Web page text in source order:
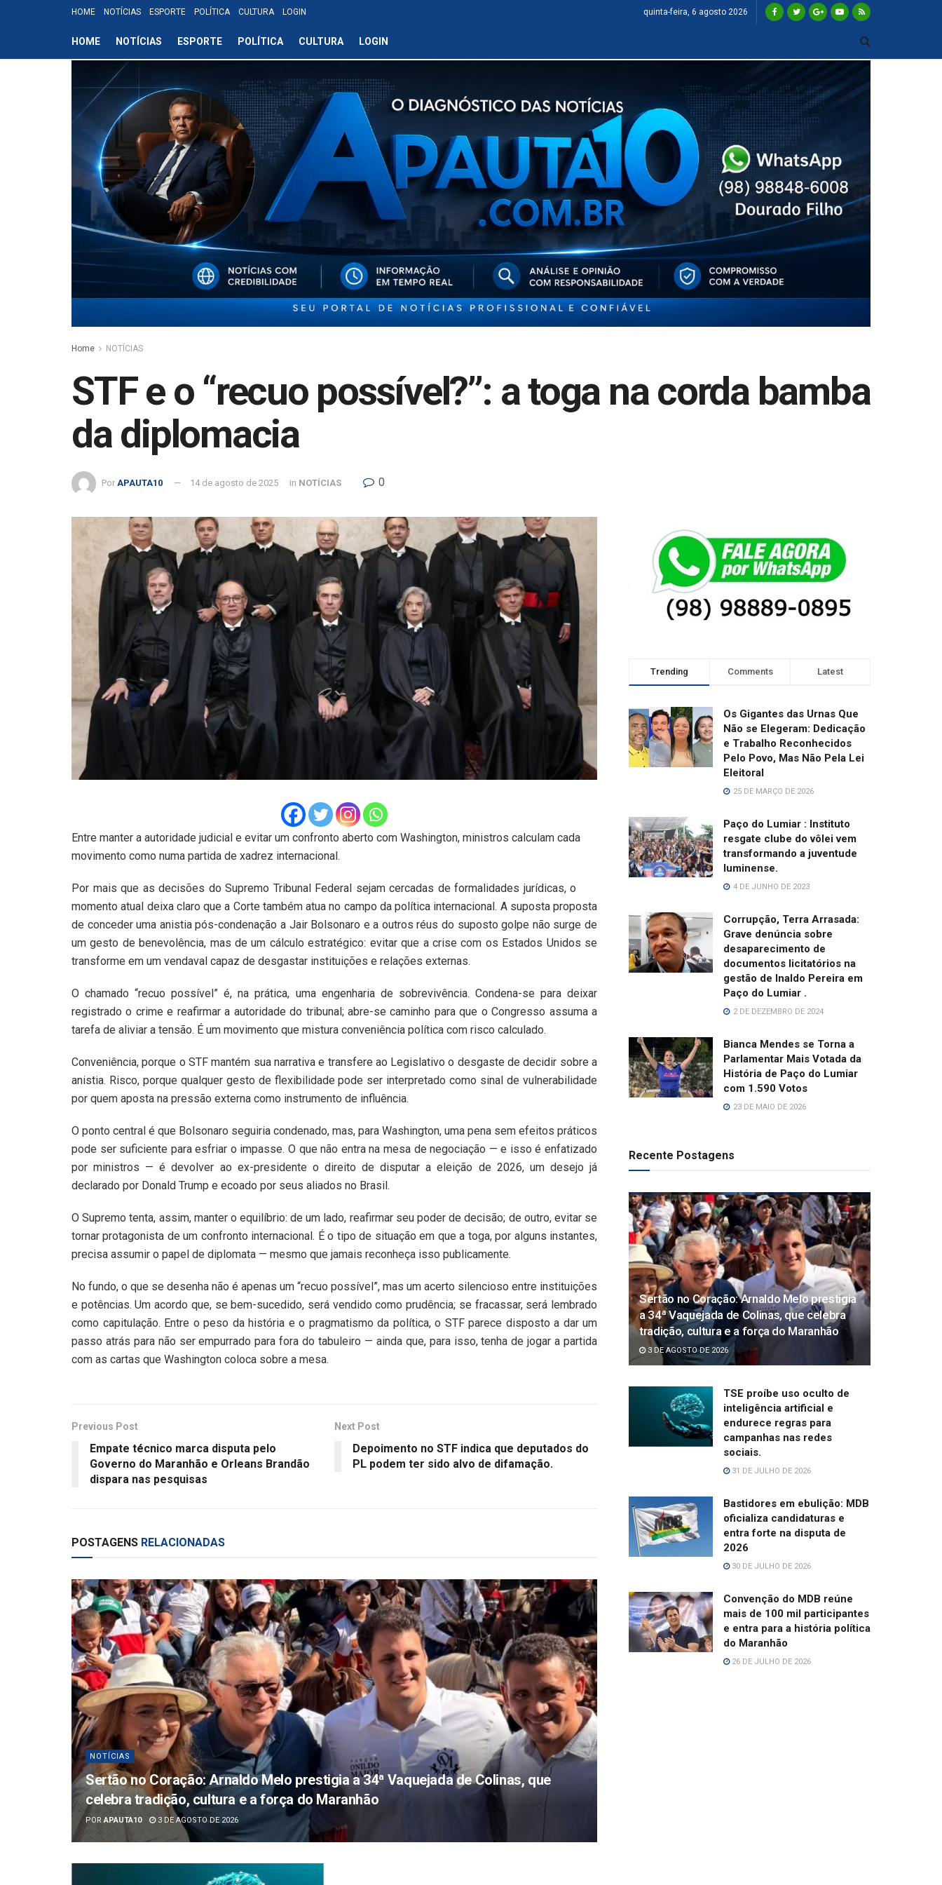
HOME NOTÍCIAS ESPORTE POLÍTICA CULTURA LOGIN quinta-feira, 6 agosto 2026
HOME NOTÍCIAS ESPORTE POLÍTICA CULTURA LOGIN
Home NOTÍCIAS
STF e o “recuo possível?”: a toga na corda bamba
da diplomacia
Por APAUTA10 14 de agosto de 2025 in NOTÍCIAS 0
Entre manter a autoridade judicial e evitar um confronto aberto com Washington, ministros calculam cada
movimento como numa partida de xadrez internacional.
Por mais que as decisões do Supremo Tribunal Federal sejam cercadas de formalidades jurídicas, o
momento atual deixa claro que a Corte também atua no campo da política internacional. A suposta proposta
de conceder uma anistia pós-condenação a Jair Bolsonaro e a outros réus do suposto golpe não surge de
um gesto de benevolência, mas de um cálculo estratégico: evitar que a crise com os Estados Unidos se
transforme em um vendaval capaz de desgastar instituições e relações externas.
O chamado “recuo possível” é, na prática, uma engenharia de sobrevivência. Condena-se para deixar
registrado o crime e reafirmar a autoridade do tribunal; abre-se caminho para que o Congresso assuma a
tarefa de aliviar a tensão. É um movimento que mistura conveniência política com risco calculado.
Conveniência, porque o STF mantém sua narrativa e transfere ao Legislativo o desgaste de decidir sobre a
anistia. Risco, porque qualquer gesto de flexibilidade pode ser interpretado como sinal de vulnerabilidade
por quem aposta na pressão externa como instrumento de influência.
O ponto central é que Bolsonaro seguiria condenado, mas, para Washington, uma pena sem efeitos práticos
pode ser suficiente para esfriar o impasse. O que não entra na mesa de negociação — e isso é enfatizado
por ministros — é devolver ao ex-presidente o direito de disputar a eleição de 2026, um desejo já
declarado por Donald Trump e ecoado por seus aliados no Brasil.
O Supremo tenta, assim, manter o equilíbrio: de um lado, reafirmar seu poder de decisão; de outro, evitar se
tornar protagonista de um confronto internacional. É o tipo de situação em que a toga, por alguns instantes,
precisa assumir o papel de diplomata — mesmo que jamais reconheça isso publicamente.
No fundo, o que se desenha não é apenas um “recuo possível”, mas um acerto silencioso entre instituições
e potências. Um acordo que, se bem-sucedido, será vendido como prudência; se fracassar, será lembrado
como capitulação. Entre o peso da história e o pragmatismo da política, o STF parece disposto a dar um
passo atrás para não ser empurrado para fora do tabuleiro — ainda que, para isso, tenha de jogar a partida
com as cartas que Washington coloca sobre a mesa.
Previous Post
Empate técnico marca disputa pelo
Governo do Maranhão e Orleans Brandão
dispara nas pesquisas
Next Post
Depoimento no STF indica que deputados do
PL podem ter sido alvo de difamação.
POSTAGENS RELACIONADAS
NOTÍCIAS
Sertão no Coração: Arnaldo Melo prestigia a 34ª Vaquejada de Colinas, que
celebra tradição, cultura e a força do Maranhão
POR APAUTA10 3 DE AGOSTO DE 2026
Trending Comments Latest
Os Gigantes das Urnas Que
Não se Elegeram: Dedicação
e Trabalho Reconhecidos
Pelo Povo, Mas Não Pela Lei
Eleitoral
25 DE MARÇO DE 2026
Paço do Lumiar : Instituto
resgate clube do vôlei vem
transformando a juventude
luminense.
4 DE JUNHO DE 2023
Corrupção, Terra Arrasada:
Grave denúncia sobre
desaparecimento de
documentos licitatórios na
gestão de Inaldo Pereira em
Paço do Lumiar .
2 DE DEZEMBRO DE 2024
Bianca Mendes se Torna a
Parlamentar Mais Votada da
História de Paço do Lumiar
com 1.590 Votos
23 DE MAIO DE 2026
Recente Postagens
Sertão no Coração: Arnaldo Melo prestigia
a 34ª Vaquejada de Colinas, que celebra
tradição, cultura e a força do Maranhão
3 DE AGOSTO DE 2026
TSE proíbe uso oculto de
inteligência artificial e
endurece regras para
campanhas nas redes
sociais.
31 DE JULHO DE 2026
Bastidores em ebulição: MDB
oficializa candidaturas e
entra forte na disputa de
2026
30 DE JULHO DE 2026
Convenção do MDB reúne
mais de 100 mil participantes
e entra para a história política
do Maranhão
26 DE JULHO DE 2026